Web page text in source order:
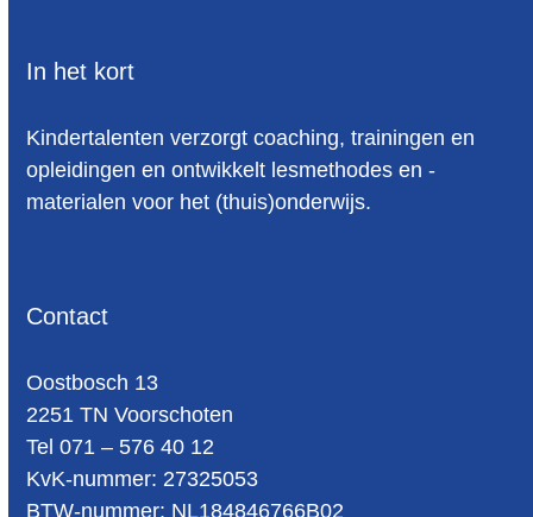
In het kort
Kindertalenten verzorgt coaching, trainingen en
opleidingen en ontwikkelt lesmethodes en -
materialen voor het (thuis)onderwijs.
Contact
Oost­bosch 13
2251 TN Voorschoten
Tel 071 – 576 40 12
KvK-nummer: 27325053
BTW-num­mer: NL184846766B02